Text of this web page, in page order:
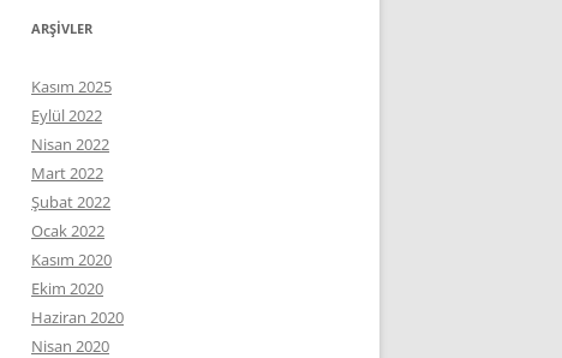
ARŞIVLER
Kasım 2025
Eylül 2022
Nisan 2022
Mart 2022
Şubat 2022
Ocak 2022
Kasım 2020
Ekim 2020
Haziran 2020
Nisan 2020